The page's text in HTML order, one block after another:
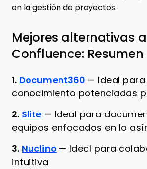
en la gestión de proyectos.
Mejores alternativas a
Confluence: Resumen
1. Document360 —
Ideal
conocimiento potenciadas
2. Slite — Ideal para
equipos enfocados en lo
3. Nuclino — Ideal para
intuitiva